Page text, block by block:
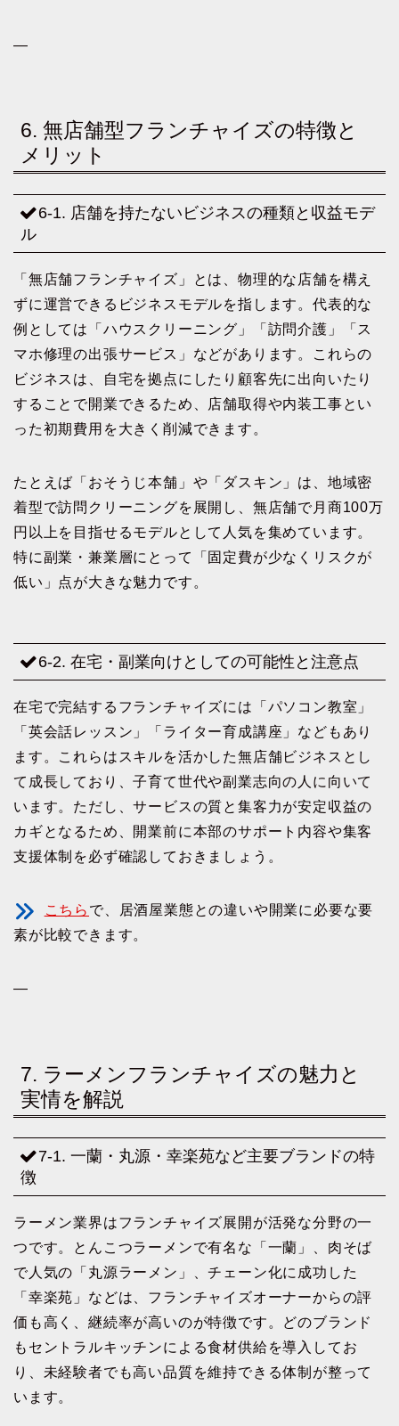
—
6. 無店舗型フランチャイズの特徴と
メリット
6-1. 店舗を持たないビジネスの種類と収益モデ
ル
「無店舗フランチャイズ」とは、物理的な店舗を構え
ずに運営できるビジネスモデルを指します。代表的な
例としては「ハウスクリーニング」「訪問介護」「ス
マホ修理の出張サービス」などがあります。これらの
ビジネスは、自宅を拠点にしたり顧客先に出向いたり
することで開業できるため、店舗取得や内装工事とい
った初期費用を大きく削減できます。
たとえば「おそうじ本舗」や「ダスキン」は、地域密
着型で訪問クリーニングを展開し、無店舗で月商100万
円以上を目指せるモデルとして人気を集めています。
特に副業・兼業層にとって「固定費が少なくリスクが
低い」点が大きな魅力です。
6-2. 在宅・副業向けとしての可能性と注意点
在宅で完結するフランチャイズには「パソコン教室」
「英会話レッスン」「ライター育成講座」などもあり
ます。これらはスキルを活かした無店舗ビジネスとし
て成長しており、子育て世代や副業志向の人に向いて
います。ただし、サービスの質と集客力が安定収益の
カギとなるため、開業前に本部のサポート内容や集客
支援体制を必ず確認しておきましょう。
こちら で、居酒屋業態との違いや開業に必要な要
素が比較できます。
—
7. ラーメンフランチャイズの魅力と
実情を解説
7-1. 一蘭・丸源・幸楽苑など主要ブランドの特
徴
ラーメン業界はフランチャイズ展開が活発な分野の一
つです。とんこつラーメンで有名な「一蘭」、肉そば
で人気の「丸源ラーメン」、チェーン化に成功した
「幸楽苑」などは、フランチャイズオーナーからの評
価も高く、継続率が高いのが特徴です。どのブランド
もセントラルキッチンによる食材供給を導入してお
り、未経験者でも高い品質を維持できる体制が整って
います。